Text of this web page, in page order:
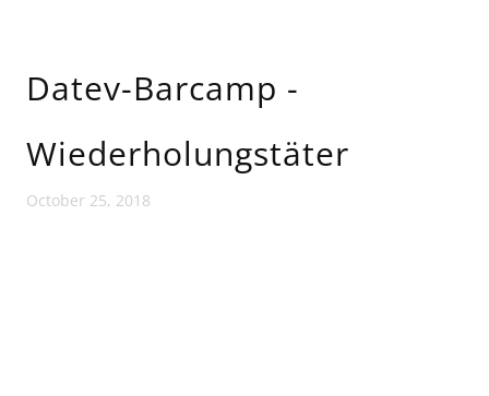
Datev-Barcamp -
Wiederholungstäter
October 25, 2018